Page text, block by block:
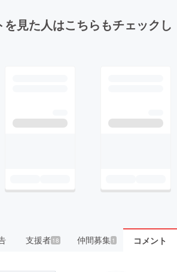
見た人はこちらもチェックし
支援者 18 仲間募集 1 コメント